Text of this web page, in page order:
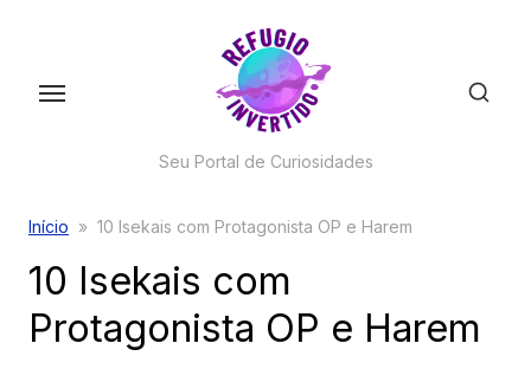
Seu Portal de Curiosidades
Início » 10 Isekais com Protagonista OP e Harem
10 Isekais com
Protagonista OP e Harem